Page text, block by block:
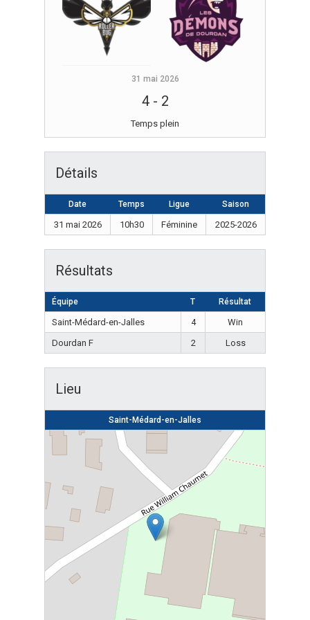
31 mai 2026
4- 2
Temps plein
Détails
Date Temps Ligue Saison
31 mai 2026 10h30 Féminine 2025-2026
Résultats
Équipe T Résultat
Saint-Médard-en-Jalles 4
Win
Dourdan F
2 Loss
Lieu
Saint-Médard-en-Jalles